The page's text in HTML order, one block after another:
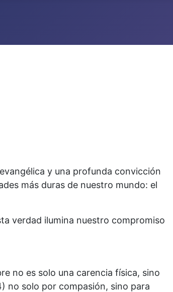
y una profunda convicción
más duras de nuestro mundo: el
verdad ilumina nuestro compromiso
no es solo una carencia física, sino
no solo por compasión, sino para